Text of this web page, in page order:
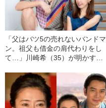
「父はバツ5の売れないバンドマ
ン。祖父も借金の肩代わりをし
て…」川崎希（35）が明かす、